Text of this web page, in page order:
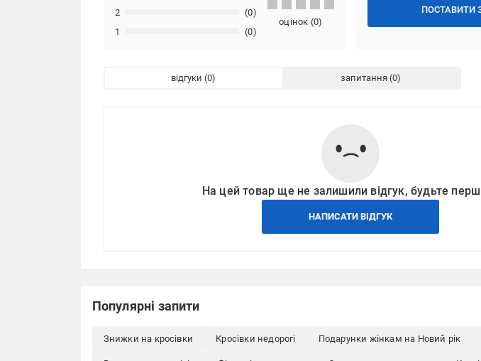
ПОСТАВИТИ
1 (0)
2 (0)
оцінок (0)
відгуки запитання
На цей товар ще не залишили відгук, будьте
НАПИСАТИ ВІДГУК
Популярні запити
Знижки на кросівки Кросівки недорогі Подарунки жінкам на Новий рік